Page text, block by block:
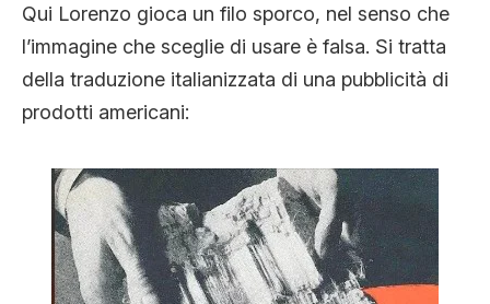
Qui Lorenzo gioca un filo sporco, nel senso che
l’immagine che sceglie di usare è falsa. Si tratta
della traduzione italianizzata di una pubblicità di
prodotti americani: